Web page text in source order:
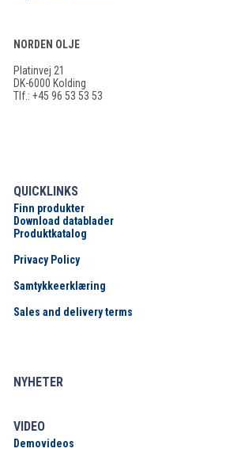
NORDEN OLJE
Platinvej 21
DK-6000 Kolding
Tlf.: +45 96 53 53 53
QUICKLINKS
Finn produkter
Download datablader
Produktkatalog
Privacy Policy
Samtykkeerklæring
Sales and delivery terms
NYHETER
VIDEO
Demovideos